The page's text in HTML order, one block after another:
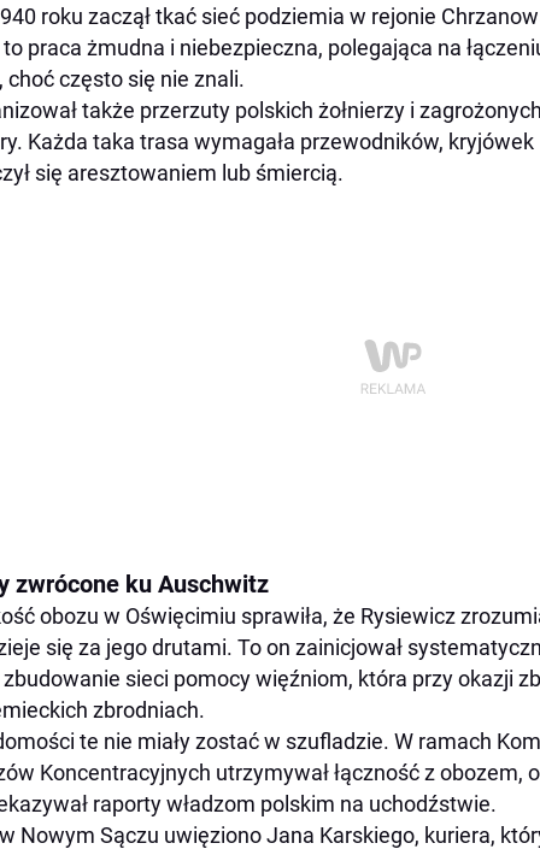
roku zaczął tkać sieć podziemia w rejonie
to praca żmudna i niebezpieczna, polegająca na
choć często się nie znali.
także przerzuty polskich żołnierzy i
Każda taka trasa wymagała przewodników, kryjówek
się aresztowaniem lub śmiercią.
zwrócone ku Auschwitz
obozu w Oświęcimiu sprawiła, że Rysiewicz
się za jego drutami. To on zainicjował
sieci pomocy więźniom, która przy okazji
zbrodniach.
te nie miały zostać w szufladzie. W ramach
Koncentracyjnych utrzymywał łączność z obozem,
raporty władzom polskim na uchodźstwie.
Nowym Sączu uwięziono Jana Karskiego, kuriera,